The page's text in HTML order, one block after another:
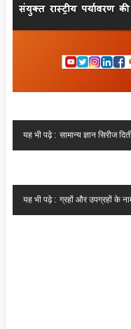
यह भी पढ़े : सामान्य ज्ञान सिरीज
यह भी पढ़े : ग्रहों और उपग्रहों के